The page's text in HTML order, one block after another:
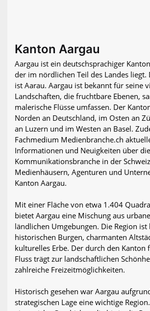
Kanton Aargau
Aargau ist ein deutschsprachiger
der im nördlichen Teil des Landes liegt.
ist Aarau. Aargau ist bekannt für seine
Landschaften, die fruchtbare Ebenen,
malerische Flüsse umfassen. Der
Norden an Deutschland, im Osten an
an Luzern und im Westen an Basel.
Fachmedium Medienbranche.ch
Informationen und Neuigkeiten über
Kommunikationsbranche in der
Medienhäusern, Agenturen und
Kanton Aargau.
Mit einer Fläche von etwa 1.404
bietet Aargau eine Mischung aus
ländlichen Umgebungen. Die Region
historischen Burgen, charmanten
kulturelles Erbe. Der durch den Kanton
Fluss trägt zur landschaftlichen
zahlreiche Freizeitmöglichkeiten.
Historisch gesehen war Aargau
strategischen Lage eine wichtige